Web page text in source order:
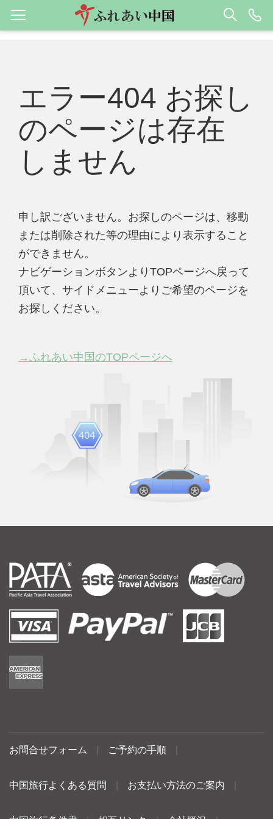
エラー404 お探し
のページは存在
しません
申し訳ございません。お探しのページは、移動
または削除された等の理由により表示すること
ができません。
ナビゲーションボタンよりTOPページへ戻って
頂いて、サイドメニューよりご希望のページを
お探しください。
→ふれあい中国のTOPページへ
お問合せフォーム ご予約の手順
中国旅行よくある質問 お支払い方法のご案内